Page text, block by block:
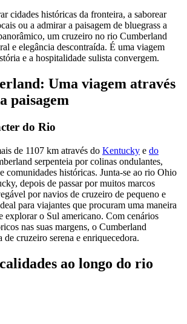
cidades históricas da fronteira, a saborear
ou a admirar a paisagem de bluegrass a
um cruzeiro no rio Cumberland
e elegância descontraída. É uma viagem
e a hospitalidade sulista convergem.
Uma viagem através
paisagem
do Rio
de 1107 km através do Kentucky e do
serpenteia por colinas ondulantes,
comunidades históricas. Junta-se ao rio Ohio
depois de passar por muitos marcos
por navios de cruzeiro de pequeno e
para viajantes que procuram uma maneira
explorar o Sul americano. Com cenários
nas suas margens, o Cumberland
cruzeiro serena e enriquecedora.
ao longo do rio